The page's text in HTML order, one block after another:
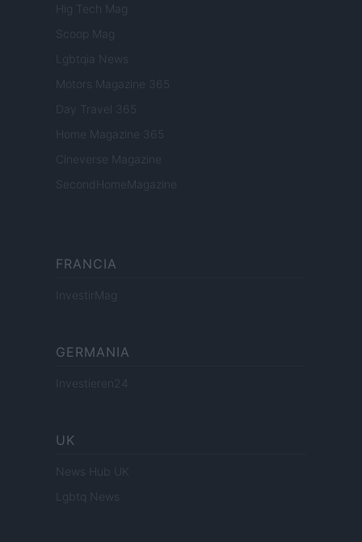
Hig Tech Mag
Scoop Mag
Lgbtqia News
Motors Magazine 365
Day Travel 365
Home Magazine 365
Cineverse Magazine
SecondHomeMagazine
FRANCIA
InvestirMag
GERMANIA
Investieren24
UK
News Hub UK
Lgbtq News